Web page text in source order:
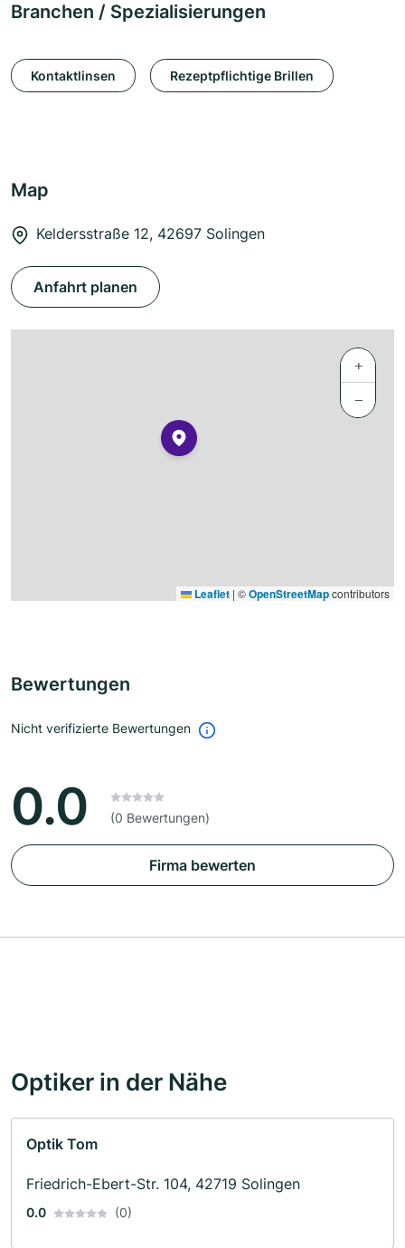
Branchen / Spezialisierungen
Kontaktlinsen Rezeptpflichtige Brillen
Map
Keldersstraße 12, 42697 Solingen
Anfahrt planen
+
−
Leaflet | ©OpenStreetMapcontributors
Bewertungen
Nicht verifizierte Bewertungen
0.0 (0 Bewertungen)
Firma bewerten
Optiker in der Nähe
Optik Tom
Friedrich-Ebert-Str. 104, 42719 Solingen
0.0 (0)